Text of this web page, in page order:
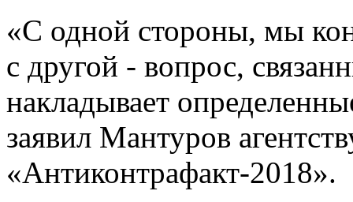
«С одной стороны, мы
с другой - вопрос,
накладывает
заявил Мантуров
«Антиконтрафакт-2018».